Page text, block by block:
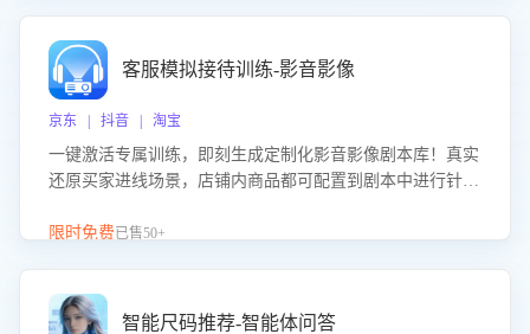
客服模拟接待训练-影音影像
京东 | 抖音 | 淘宝
一键激活专属训练，即刻生成定制化影音影像剧本库！真实
还原买家进线场景，店铺内商品都可配置到剧本中进行针对
击 “立即开通”，快速获取影音影像类目剧本，一键开启客服
限时免费已售50+
智能尺码推荐-智能体问答